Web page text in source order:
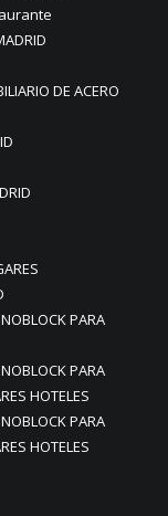
DE ACERO
PARA
PARA
HOTELES
PARA
HOTELES